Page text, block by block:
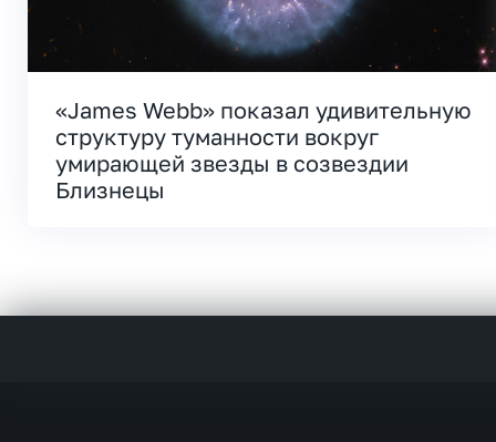
«James Webb» показал удивительную
структуру туманности вокруг
умирающей звезды в созвездии
Близнецы